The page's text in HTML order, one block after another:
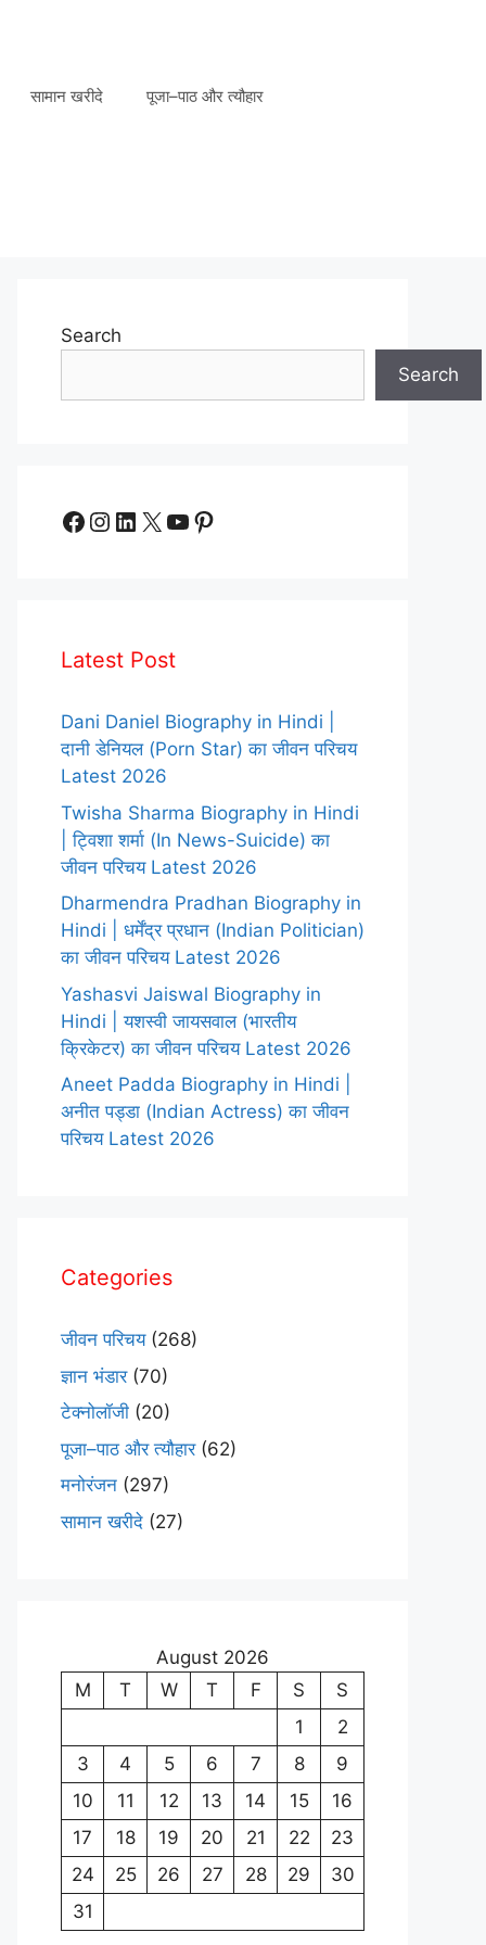
सामान खरीदे पूजा–पाठ और त्यौहार
Search
Search
Facebook
Instagram
LinkedIn
X YouTube
Pinterest
Latest Post
Dani Daniel Biography in Hindi |
दानी डेनियल (Porn Star) का जीवन परिचय
Latest 2026
Twisha Sharma Biography in Hindi
| ट्विशा शर्मा (In News-Suicide) का
जीवन परिचय Latest 2026
Dharmendra Pradhan Biography in
Hindi | धर्मेंद्र प्रधान (Indian Politician)
का जीवन परिचय Latest 2026
Yashasvi Jaiswal Biography in
Hindi | यशस्वी जायसवाल (भारतीय
क्रिकेटर) का जीवन परिचय Latest 2026
Aneet Padda Biography in Hindi |
अनीत पड्डा (Indian Actress) का जीवन
परिचय Latest 2026
Categories
जीवन परिचय(268)
ज्ञान भंडार(70)
टेक्नोलॉजी (20)
पूजा–पाठ और त्यौहार(62)
मनोरंजन (297)
सामान खरीदे (27)
August 2026
M
T W T F S
S
1
2
3
4 5 6 7 8
9
10
11 12 13 14 15
16
17
18 19 20 21 22
23
24
25 26 27 28 29
30
31